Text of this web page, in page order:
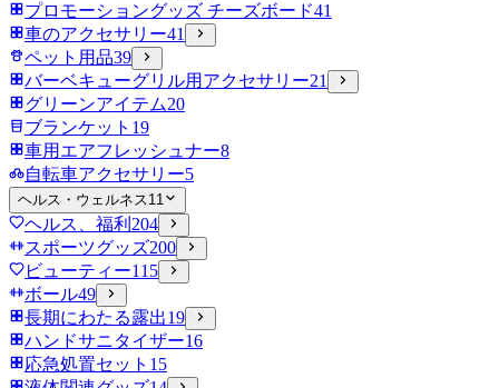
プロモーショングッズ チーズボード41
車のアクセサリー41
ペット用品39
バーベキューグリル用アクセサリー21
グリーンアイテム20
ブランケット 19
車用エアフレッシュナー8
自転車アクセサリー5
ヘルス・ウェルネス11
ヘルス、福利 204
スポーツグッズ200
ビューティー115
ボール49
長期にわたる露出19
ハンドサニタイザー16
応急処置セット 15